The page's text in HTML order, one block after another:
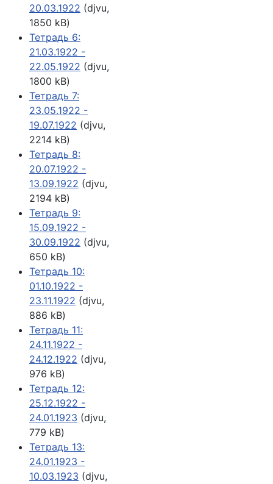
20.03.1922 (djvu,
1850 kB)
Тетрадь 6:
21.03.1922 -
22.05.1922 (djvu,
1800 kB)
Тетрадь 7:
23.05.1922 -
19.07.1922 (djvu,
2214 kB)
Тетрадь 8:
20.07.1922 -
13.09.1922 (djvu,
2194 kB)
Тетрадь 9:
15.09.1922 -
30.09.1922 (djvu,
650 kB)
Тетрадь 10:
01.10.1922 -
23.11.1922 (djvu,
886 kB)
Тетрадь 11:
24.11.1922 -
24.12.1922 (djvu,
976 kB)
Тетрадь 12:
25.12.1922 -
24.01.1923 (djvu,
779 kB)
Тетрадь 13:
24.01.1923 -
10.03.1923 (djvu,